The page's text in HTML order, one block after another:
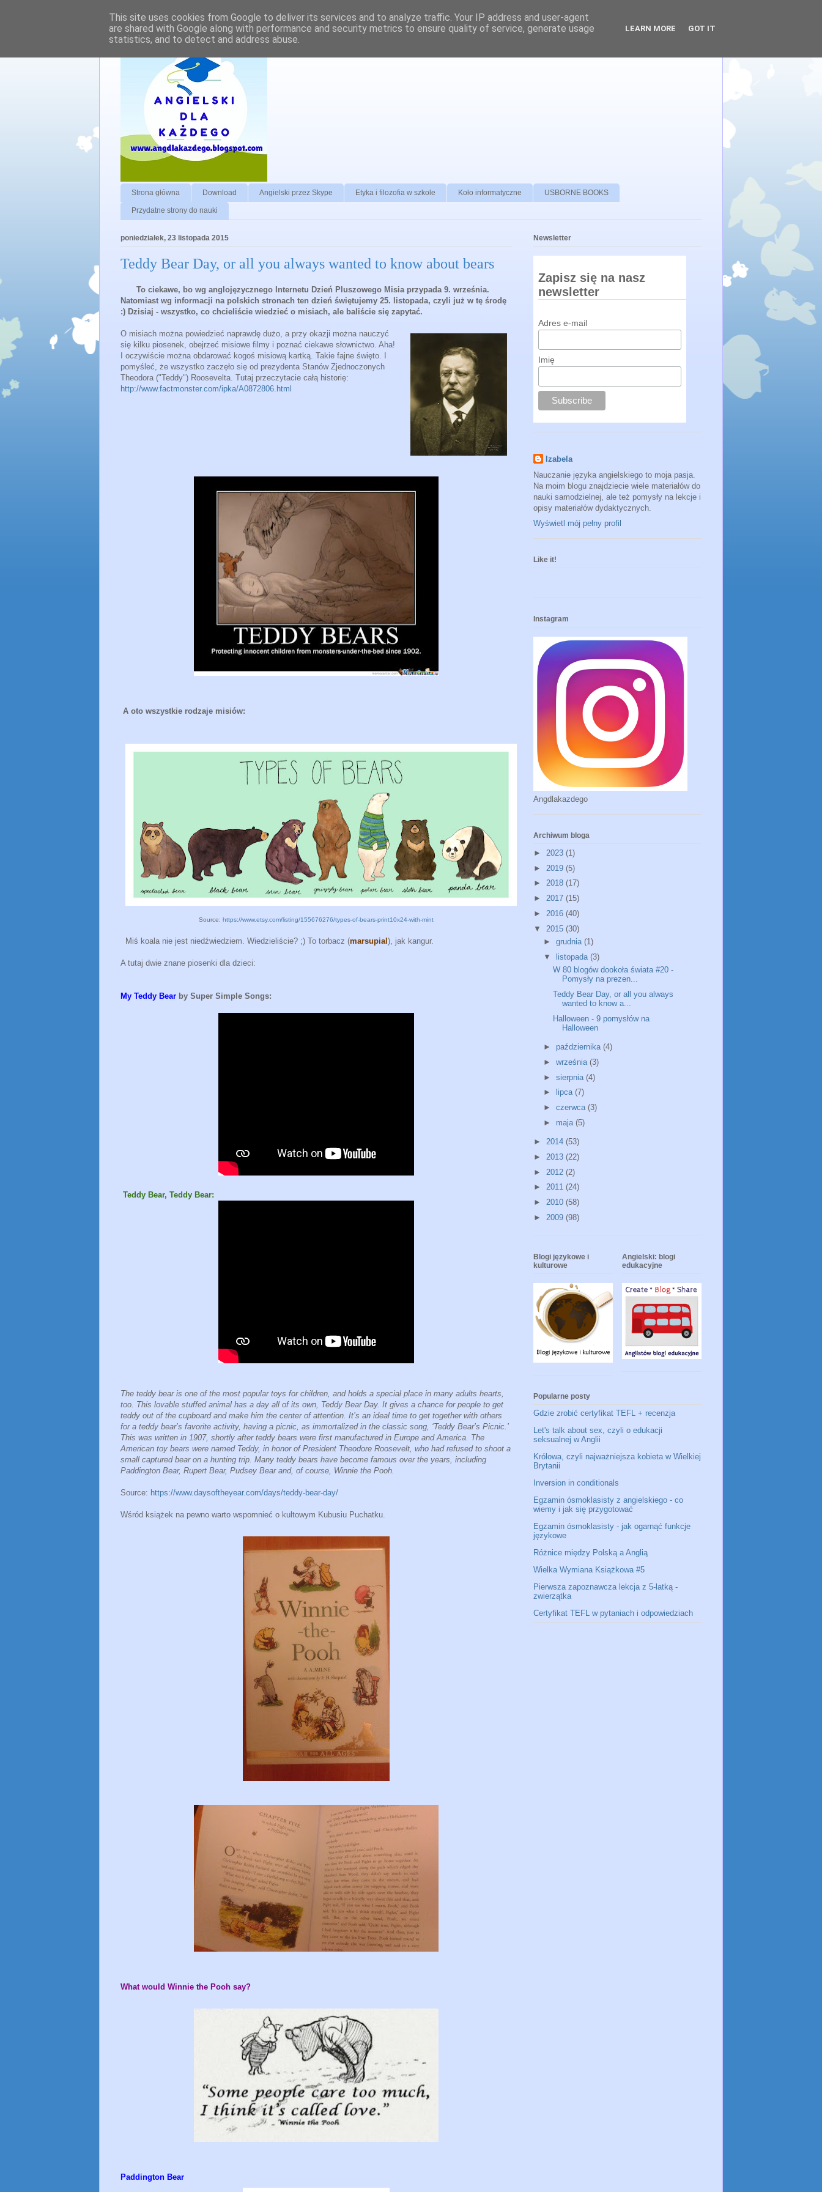
Strona główna Download Angielski przez Skype Etyka i filozofia w szkole Koło informatyczne USBORNE BOOKS
Przydatne strony do nauki
poniedziałek, 23 listopada 2015
Teddy Bear Day, or all you always wanted to know about bears
To ciekawe, bo wg anglojęzycznego Internetu Dzień Pluszowego Misia przypada 9. września.
Natomiast wg informacji na polskich stronach ten dzień świętujemy 25. listopada, czyli już w tę środę
:) Dzisiaj - wszystko, co chcieliście wiedzieć o misiach, ale baliście się zapytać.
O misiach można powiedzieć naprawdę dużo, a przy okazji można nauczyć
się kilku piosenek, obejrzeć misiowe filmy i poznać ciekawe słownictwo. Aha!
I oczywiście można obdarować kogoś misiową kartką. Takie fajne święto. I
pomyśleć, że wszystko zaczęło się od prezydenta Stanów Zjednoczonych
Theodora ("Teddy") Roosevelta. Tutaj przeczytacie całą historię:
http://www.factmonster.com/ipka/A0872806.html
A oto wszystkie rodzaje misiów:
Source: https://www.etsy.com/listing/155676276/types-of-bears-print10x24-with-mint
Miś koala nie jest niedźwiedziem. Wiedzieliście? ;) To torbacz (marsupial ), jak kangur.
A tutaj dwie znane piosenki dla dzieci:
My Teddy Bear by Super Simple Songs:
Teddy Bear, Teddy Bear:
The teddy bear is one of the most popular toys for children, and holds a special place in many adults hearts,
too. This lovable stuffed animal has a day all of its own, Teddy Bear Day. It gives a chance for people to get
teddy out of the cupboard and make him the center of attention. It’s an ideal time to get together with others
for a teddy bear’s favorite activity, having a picnic, as immortalized in the classic song, ‘Teddy Bear’s Picnic.’
This was written in 1907, shortly after teddy bears were first manufactured in Europe and America. The
American toy bears were named Teddy, in honor of President Theodore Roosevelt, who had refused to shoot a
small captured bear on a hunting trip. Many teddy bears have become famous over the years, including
Paddington Bear, Rupert Bear, Pudsey Bear and, of course, Winnie the Pooh.
Source: https://www.daysoftheyear.com/days/teddy-bear-day/
Wśród książek na pewno warto wspomnieć o kultowym Kubusiu Puchatku.
What would Winnie the Pooh say?
Paddington Bear
Newsletter
Zapisz się na nasz
newsletter
Adres e-mail
Imię
Izabela
Nauczanie języka angielskiego to moja pasja.
Na moim blogu znajdziecie wiele materiałów do
nauki samodzielnej, ale też pomysły na lekcje i
opisy materiałów dydaktycznych.
Wyświetl mój pełny profil
Like it!
Instagram
Angdlakazdego
Archiwum bloga
► 2023 (1)
► 2019 (5)
► 2018 (17)
► 2017 (15)
► 2016 (40)
▼ 2015 (30)
► grudnia (1)
▼
listopada (3)
W 80 blogów dookoła świata #20 -
Pomysły na prezen...
Teddy Bear Day, or all you always
wanted to know a...
Halloween - 9 pomysłów na
Halloween
► października (4)
► września (3)
► sierpnia (4)
►
lipca (7)
► czerwca (3)
► maja (5)
► 2014 (53)
► 2013 (22)
► 2012 (2)
► 2011 (24)
► 2010 (58)
► 2009 (98)
Blogi językowe i
kulturowe
Angielski: blogi
edukacyjne
Popularne posty
Gdzie zrobić certyfikat TEFL + recenzja
Let's talk about sex, czyli o edukacji
seksualnej w Anglii
Królowa, czyli najważniejsza kobieta w Wielkiej
Brytanii
Inversion in conditionals
Egzamin ósmoklasisty z angielskiego - co
wiemy i jak się przygotować
Egzamin ósmoklasisty - jak ogarnąć funkcje
językowe
Różnice między Polską a Anglią
Wielka Wymiana Książkowa #5
Pierwsza zapoznawcza lekcja z 5-latką -
zwierzątka
Certyfikat TEFL w pytaniach i odpowiedziach
This site uses cookies from Google to deliver its services and to analyze traffic. Your IP address and user-agent
are shared with Google along with performance and security metrics to ensure quality of service, generate usage
statistics, and to detect and address abuse.
LEARN MORE GOT IT